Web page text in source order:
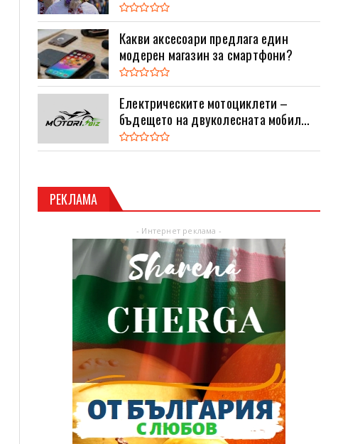
Какви аксесоари предлага един
модерен магазин за смартфони?
Електрическите мотоциклети –
бъдещето на двуколесната мобил...
РЕКЛАМА
- Интернет реклама -